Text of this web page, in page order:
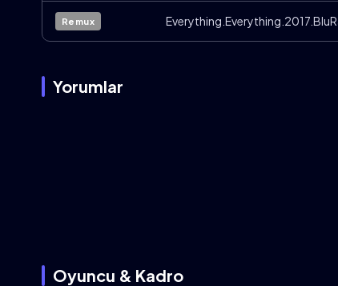
Remux
Yorumlar
Oyuncu & Kadro